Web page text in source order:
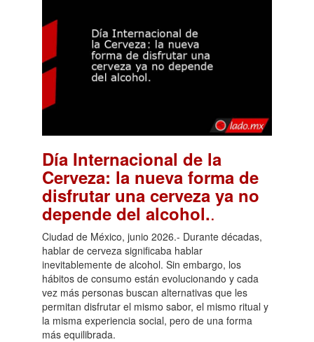
Día Internacional de la
Cerveza: la nueva forma de
disfrutar una cerveza ya no
depende del alcohol..
Ciudad de México, junio 2026.- Durante décadas,
hablar de cerveza significaba hablar
inevitablemente de alcohol. Sin embargo, los
hábitos de consumo están evolucionando y cada
vez más personas buscan alternativas que les
permitan disfrutar el mismo sabor, el mismo ritual y
la misma experiencia social, pero de una forma
más equilibrada.